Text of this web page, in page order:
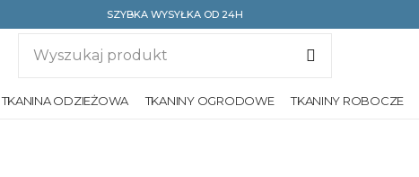
SZYBKA WYSYŁKA OD 24H
TKANINA ODZIEŻOWA TKANINY OGRODOWE TKANINY ROBOCZE